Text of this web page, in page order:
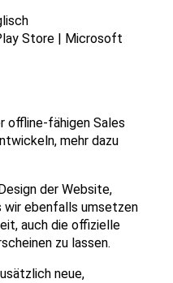
Store | Microsoft
offline-fähigen Sales
mehr dazu
der Website,
wir ebenfalls umsetzen
auch die offizielle
zu lassen.
neue,